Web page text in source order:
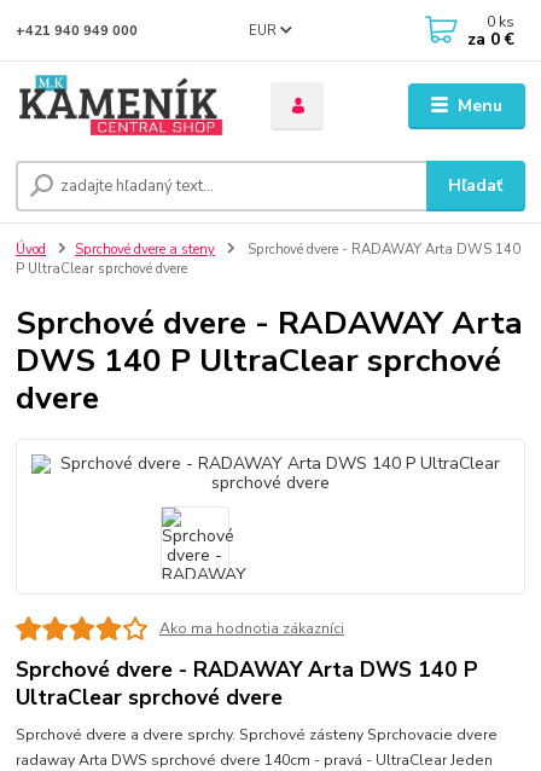
Menu
EUR
Hľadať
+421 940 949 000 0 ks
za 0 €
Úvod Sprchové dvere a steny
Sprchové dvere - RADAWAY Arta DWS 140
P UltraClear sprchové dvere
Sprchové dvere - RADAWAY Arta
DWS 140 P UltraClear sprchové
dvere
Ako ma hodnotia zákazníci
Sprchové dvere - RADAWAY Arta DWS 140 P
UltraClear sprchové dvere
Sprchové dvere a dvere sprchy. Sprchové zásteny Sprchovacie dvere
radaway Arta DWS sprchové dvere 140cm - pravá - UltraClear Jeden